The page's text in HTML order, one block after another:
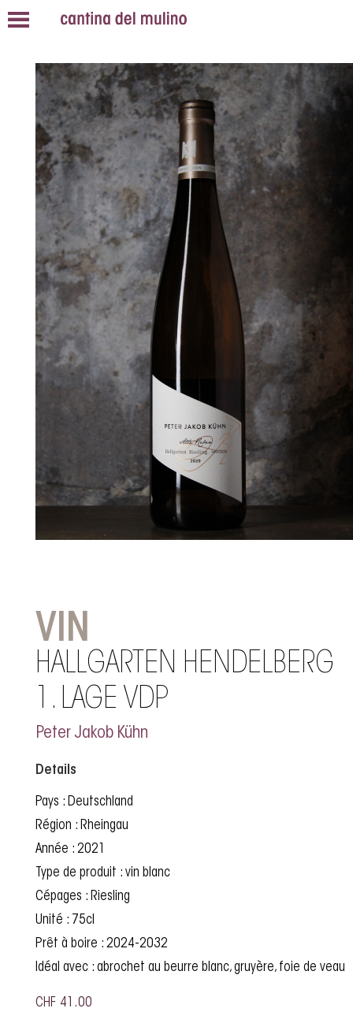
VIN
HALLGARTEN HENDELBERG
1. LAGE VDP
Peter Jakob Kühn
Details
Pays : Deutschland
Région : Rheingau
Année : 2021
Type de produit : vin blanc
Cépages : Riesling
Unité : 75cl
Prêt à boire : 2024-2032
Idéal avec : abrochet au beurre blanc, gruyère, foie de veau
CHF 41.00